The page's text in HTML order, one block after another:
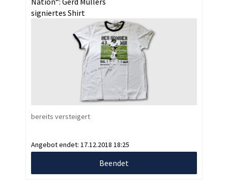
signiertes Shirt
bereits versteigert
Angebot endet: 17.12.2018 18:25
Beendet